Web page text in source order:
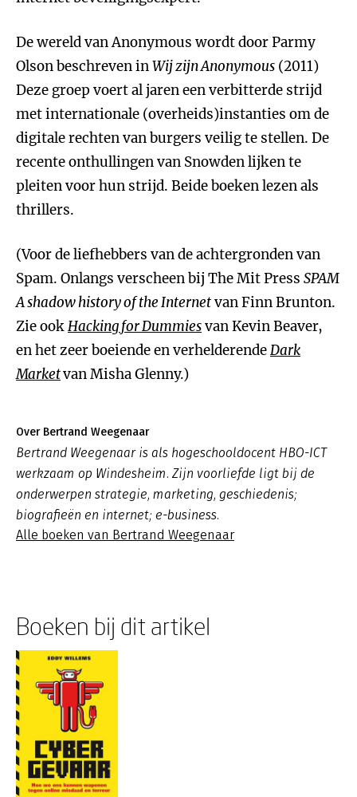
De wereld van Anonymous wordt door Parmy
Olson beschreven inWij zijn Anonymous (2011)
Deze groep voert al jaren een verbitterde strijd
met internationale (overheids)instanties om de
digitale rechten van burgers veilig te stellen. De
recente onthullingen van Snowden lijken te
pleiten voor hun strijd. Beide boeken lezen als
thrillers.
(Voor de liefhebbers van de achtergronden van
Spam. Onlangs verscheen bij The Mit Press SPAM
A shadow history of the Internetvan Finn Brunton.
Zie ookHacking for Dummiesvan Kevin Beaver,
en het zeer boeiende en verhelderendeDark
Marketvan Misha Glenny.)
Over Bertrand Weegenaar
Bertrand Weegenaar is als hogeschooldocent HBO-ICT
werkzaam op Windesheim. Zijn voorliefde ligt bij de
onderwerpen strategie, marketing, geschiedenis;
biografieën en internet; e-business.
Alle boeken van Bertrand Weegenaar
Boeken bij dit artikel